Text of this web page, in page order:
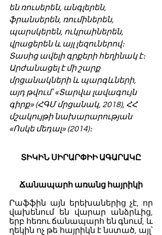
են ռուսերեն, անգլերեն,
‎ֆրանսերեն, ռումիներեն,
պարսկերեն, ուկրաիներեն,
վրացերեն և այլ լեզուներով։
Տասից ավելի գրքերի հեղինակ է։
Արժանացել է մի շարք
մրցանակների և պարգևների,
այդ թվում՝ «Տարվա լավագույն
գիրք» (ՀԳՄ մրցանակ, 2018), ՀՀ
մշակույթի նախարարության
«Ոսկե մեդալ» (2014)։
ՏԻԿԻՆ ՍԻՐԱՐՓԻԻ ԱԳԱՐԱԿԸ
Ճանապարհ առանց հայրիկի
Րաֆֆին այն երեխաներից չէ, որ
վախենում են վարար անձրևից,
երբ հեռու ճանապարհ են գնում, և
ղեկին ոչ թե հայրիկն է նստած, այլ՝